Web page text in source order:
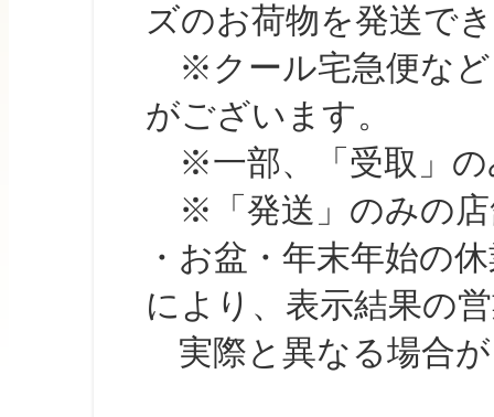
ズのお荷物を発送で
※クール宅急便など
がございます。
※一部、「受取」の
※「発送」のみの店
・お盆・年末年始の
により、表示結果の
実際と異なる場合が